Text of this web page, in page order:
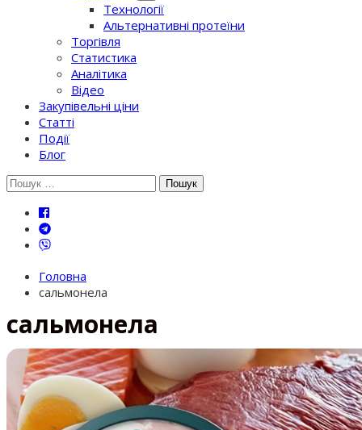
Технології
Альтернативні протеїни
Торгівля
Статистика
Аналітика
Відео
Закупівельні ціни
Статті
Події
Блог
Шукати:
Головна
сальмонела
сальмонела